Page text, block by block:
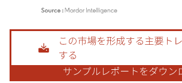
画像 © Mordor Intelligence。再利用にはCC BY 4.0